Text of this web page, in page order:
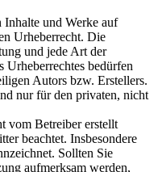
Inhalte und Werke auf
Urheberrecht. Die
und jede Art der
Urheberrechtes bedürfen
Autors bzw. Erstellers.
nur für den privaten, nicht
vom Betreiber erstellt
beachtet. Insbesondere
Sollten Sie
aufmerksam werden,